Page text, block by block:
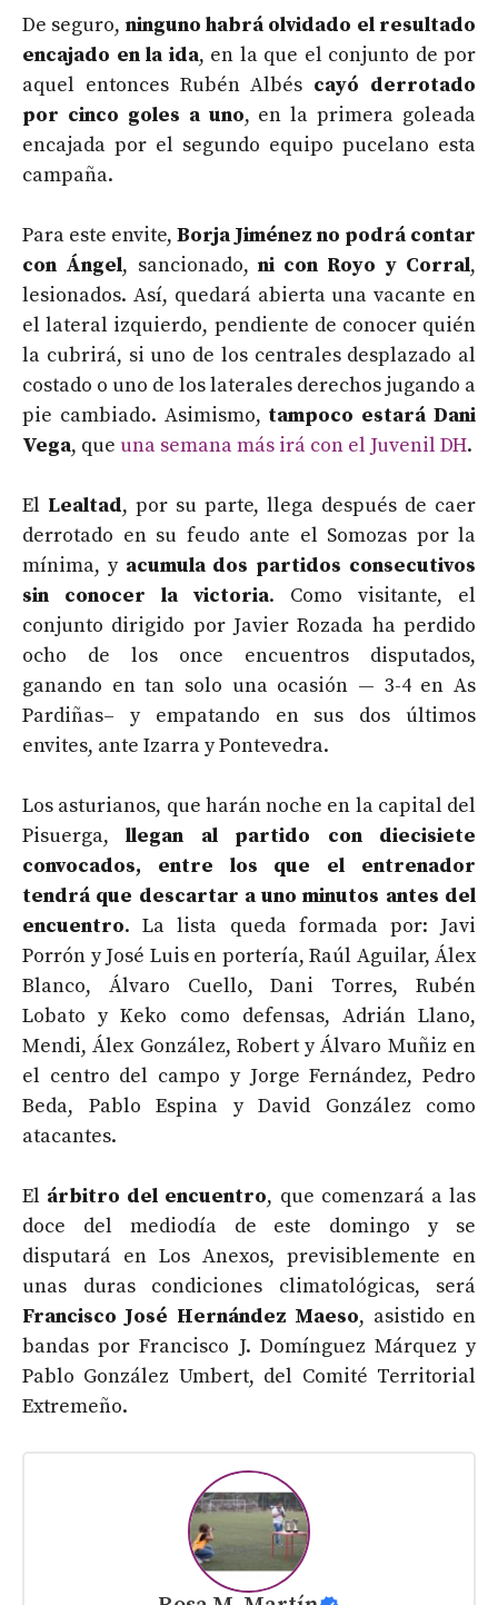
De seguro, ninguno habrá olvidado el resultado
encajado en la ida, en la que el conjunto de por
aquel entonces Rubén Albés cayó derrotado
por cinco goles a uno, en la primera goleada
encajada por el segundo equipo pucelano esta
campaña.
Para este envite, Borja Jiménez no podrá contar
con Ángel, sancionado, ni con Royo y Corral,
lesionados. Así, quedará abierta una vacante en
el lateral izquierdo, pendiente de conocer quién
la cubrirá, si uno de los centrales desplazado al
costado o uno de los laterales derechos jugando a
pie cambiado. Asimismo, tampoco estará Dani
Vega, que una semana más irá con el Juvenil DH.
El Lealtad, por su parte, llega después de caer
derrotado en su feudo ante el Somozas por la
mínima, y acumula dos partidos consecutivos
sin conocer la victoria. Como visitante, el
conjunto dirigido por Javier Rozada ha perdido
ocho de los once encuentros disputados,
ganando en tan solo una ocasión — 3-4 en As
Pardiñas– y empatando en sus dos últimos
envites, ante Izarra y Pontevedra.
Los asturianos, que harán noche en la capital del
Pisuerga,llegan al partido con diecisiete
convocados, entre los que el entrenador
tendrá que descartar a uno minutos antes del
encuentro. La lista queda formada por: Javi
Porrón y José Luis en portería, Raúl Aguilar, Álex
Blanco, Álvaro Cuello, Dani Torres, Rubén
Lobato y Keko como defensas, Adrián Llano,
Mendi, Álex González, Robert y Álvaro Muñiz en
el centro del campo y Jorge Fernández, Pedro
Beda, Pablo Espina y David González como
atacantes.
El árbitro del encuentro, que comenzará a las
doce del mediodía de este domingo y se
disputará en Los Anexos, previsiblemente en
unas duras condiciones climatológicas, será
Francisco José Hernández Maeso, asistido en
bandas por Francisco J. Domínguez Márquez y
Pablo González Umbert, del Comité Territorial
Extremeño.